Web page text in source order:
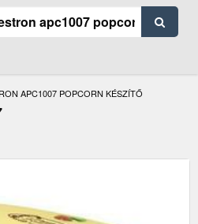
APC1007 POPCORN KÉSZÍTŐ